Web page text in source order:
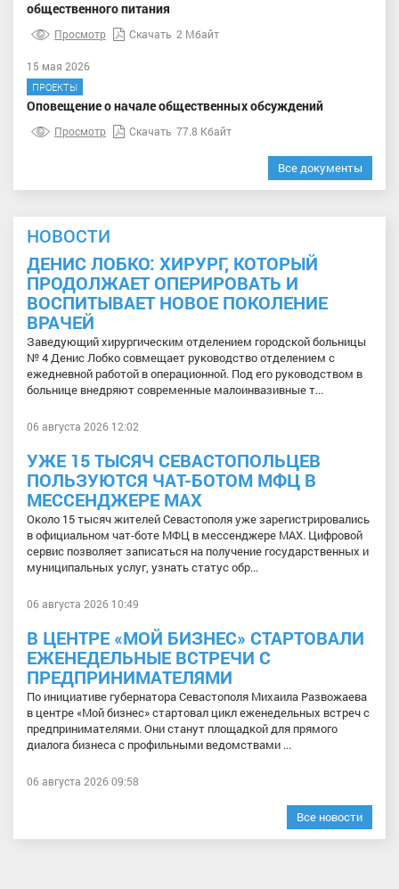
общественного питания
Просмотр Скачать 2 Мбайт
15 мая 2026
ПРОЕКТЫ
Оповещение о начале общественных обсуждений
Просмотр Скачать 77.8 Кбайт
Все документы
НОВОСТИ
ДЕНИС ЛОБКО: ХИРУРГ, КОТОРЫЙ
ПРОДОЛЖАЕТ ОПЕРИРОВАТЬ И
ВОСПИТЫВАЕТ НОВОЕ ПОКОЛЕНИЕ
ВРАЧЕЙ
Заведующий хирургическим отделением городской больницы
№ 4 Денис Лобко совмещает руководство отделением с
ежедневной работой в операционной. Под его руководством в
больнице внедряют современные малоинвазивные т...
06 августа 2026 12:02
УЖЕ 15 ТЫСЯЧ СЕВАСТОПОЛЬЦЕВ
ПОЛЬЗУЮТСЯ ЧАТ-БОТОМ МФЦ В
МЕССЕНДЖЕРЕ МАХ
Около 15 тысяч жителей Севастополя уже зарегистрировались
в официальном чат-боте МФЦ в мессенджере МАХ. Цифровой
сервис позволяет записаться на получение государственных и
муниципальных услуг, узнать статус обр...
06 августа 2026 10:49
В ЦЕНТРЕ «МОЙ БИЗНЕС» СТАРТОВАЛИ
ЕЖЕНЕДЕЛЬНЫЕ ВСТРЕЧИ С
ПРЕДПРИНИМАТЕЛЯМИ
По инициативе губернатора Севастополя Михаила Развожаева
в центре «Мой бизнес» стартовал цикл еженедельных встреч с
предпринимателями. Они станут площадкой для прямого
диалога бизнеса с профильными ведомствами ...
06 августа 2026 09:58
Все новости